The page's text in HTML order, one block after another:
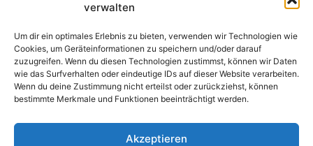
verwalten
Um dir ein optimales Erlebnis zu bieten, verwenden wir Technologien wie
Cookies, um Geräteinformationen zu speichern und/oder darauf
zuzugreifen. Wenn du diesen Technologien zustimmst, können wir Daten
wie das Surfverhalten oder eindeutige IDs auf dieser Website verarbeiten.
Wenn du deine Zustimmung nicht erteilst oder zurückziehst, können
bestimmte Merkmale und Funktionen beeinträchtigt werden.
Akzeptieren
Theo Ott Holzschindeln
Bahnhofstr.18
D - 83404 Ainring
Tel. +49-8654-481880
info@holzschindeln.de